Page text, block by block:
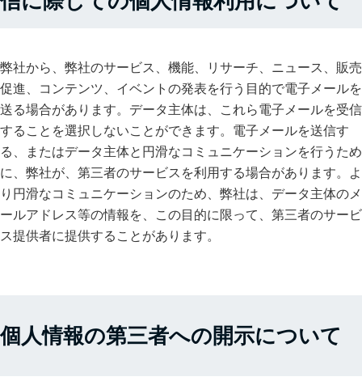
弊社から、弊社のサービス、機能、リサーチ、ニュース、販売
促進、コンテンツ、イベントの発表を行う目的で電子メールを
送る場合があります。データ主体は、これら電子メールを受信
することを選択しないことができます。電子メールを送信す
る、またはデータ主体と円滑なコミュニケーションを行うため
に、弊社が、第三者のサービスを利用する場合があります。よ
り円滑なコミュニケーションのため、弊社は、データ主体のメ
ールアドレス等の情報を、この目的に限って、第三者のサービ
ス提供者に提供することがあります。
個人情報の第三者への開示について